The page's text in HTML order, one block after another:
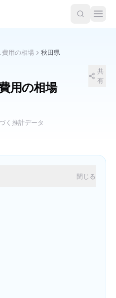
費用の相場 秋田県
用の相場
く推計データ
共
有
閉じる